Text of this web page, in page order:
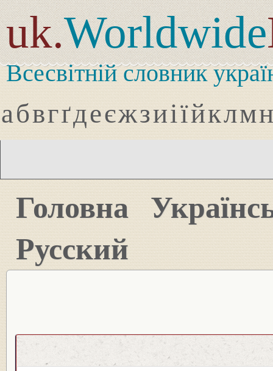
uk.Worldwide
Всесвітній словник
абвгґдеєжзиіїйклмн
Головна
Русский